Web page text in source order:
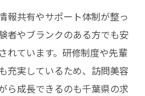
報共有やサポート体制が整っ
者やブランクのある方でも安
れています。研修制度や先輩
充実しているため、訪問美容
ら成長できるのも千葉県の求